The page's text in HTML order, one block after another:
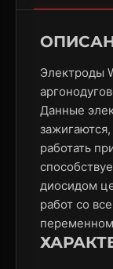
Электроды
Данные
работать
диосидом
работ со